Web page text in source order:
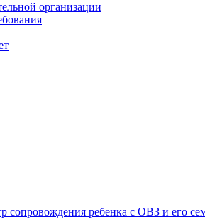
организации
сопровождения ребенка с ОВЗ и его